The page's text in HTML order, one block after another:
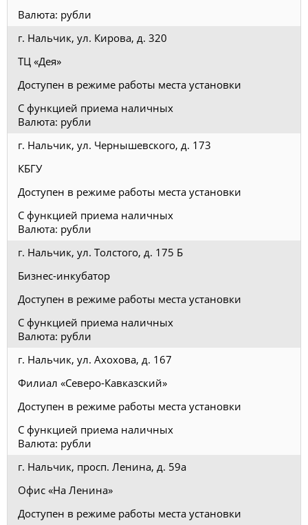
Валюта: рубли
г. Нальчик, ул. Кирова, д. 320
ТЦ «Дея»
Доступен в режиме работы места установки
С функцией приема наличных
Валюта: рубли
г. Нальчик, ул. Чернышевского, д. 173
КБГУ
Доступен в режиме работы места установки
С функцией приема наличных
Валюта: рубли
г. Нальчик, ул. Толстого, д. 175 Б
Бизнес-инкубатор
Доступен в режиме работы места установки
С функцией приема наличных
Валюта: рубли
г. Нальчик, ул. Ахохова, д. 167
Филиал «Северо-Кавказский»
Доступен в режиме работы места установки
С функцией приема наличных
Валюта: рубли
г. Нальчик, просп. Ленина, д. 59а
Офис «На Ленина»
Доступен в режиме работы места установки